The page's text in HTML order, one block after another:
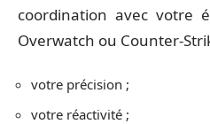
coordination avec votre
Overwatch ou Counter-
votre précision ;
votre réactivité ;